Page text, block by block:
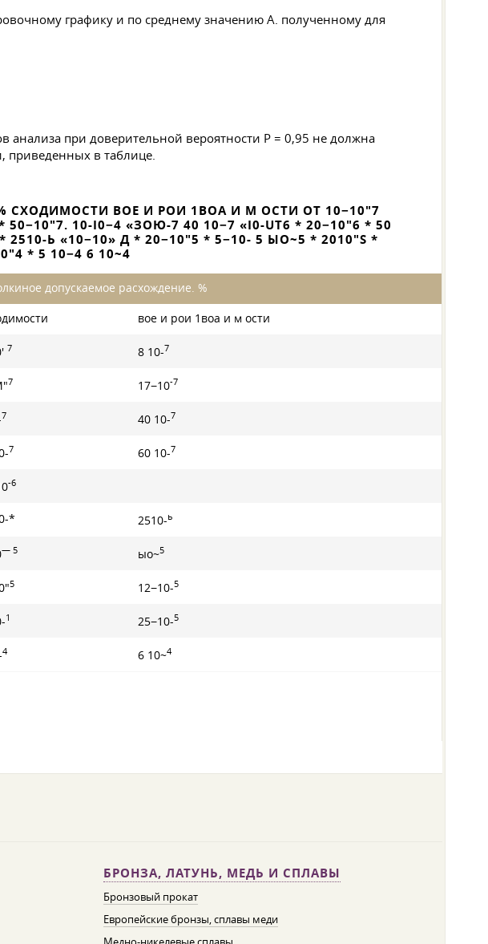
графику и по среднему значению А. полученному для
анализа при доверительной вероятности Р = 0,95 не должна
приведенных в таблице.
СХОДИМОСТИ ВОЕ И РОИ 1ВОА И М ОСТИ ОТ 10−10"7
10-I0−4 «ЗОЮ-7 40 10−7 «I0-UT6 * 20−10"6 * 50
2510-Ь «10−10» Д * 20−10"5 * 5−10- 5 ЫО~5 * 2010"S *
* 5 10−4 6 10~4
допускаемое расхождение. %
вое и рои 1воа и м ости
7 8 10-7
7 17−10-7
7 40 10-7
7 60 10-7
-6
* 2510-ь
— 5 ыо~5
5 12−10-5
1 25−10-5
4 6 10~4
БРОНЗА, ЛАТУНЬ, МЕДЬ И СПЛАВЫ
Бронзовый прокат
Европейские бронзы, сплавы меди